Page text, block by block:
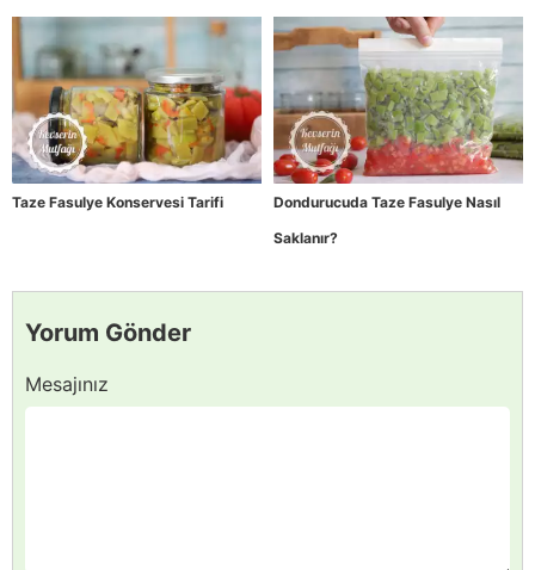
Taze Fasulye Konservesi Tarifi
Dondurucuda Taze Fasulye Nasıl
Saklanır?
Yorum Gönder
Mesajınız